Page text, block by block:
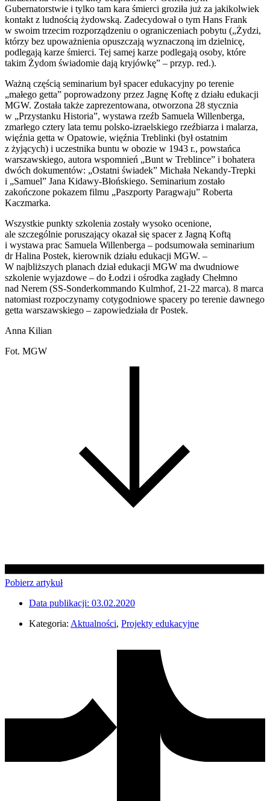
Gubernatorstwie i tylko tam kara śmierci groziła już za jakikolwiek
kontakt z ludnością żydowską. Zadecydował o tym Hans Frank
w swoim trzecim rozporządzeniu o ograniczeniach pobytu („Żydzi,
którzy bez upoważnienia opuszczają wyznaczoną im dzielnicę,
podlegają karze śmierci. Tej samej karze podlegają osoby, które
takim Żydom świadomie dają kryjówkę” – przyp. red.).
Ważną częścią seminarium był spacer edukacyjny po terenie
„małego getta” poprowadzony przez Jagnę Koftę z działu edukacji
MGW. Została także zaprezentowana, otworzona 28 stycznia
w „Przystanku Historia”, wystawa rzeźb Samuela Willenberga,
zmarłego cztery lata temu polsko-izraelskiego rzeźbiarza i malarza,
więźnia getta w Opatowie, więźnia Treblinki (był ostatnim
z żyjących) i uczestnika buntu w obozie w 1943 r., powstańca
warszawskiego, autora wspomnień „Bunt w Treblince” i bohatera
dwóch dokumentów: „Ostatni świadek” Michała Nekandy-Trepki
i „Samuel” Jana Kidawy-Błońskiego. Seminarium zostało
zakończone pokazem filmu „Paszporty Paragwaju” Roberta
Kaczmarka.
Wszystkie punkty szkolenia zostały wysoko ocenione,
ale szczególnie poruszający okazał się spacer z Jagną Koftą
i wystawa prac Samuela Willenberga – podsumowała seminarium
dr Halina Postek, kierownik działu edukacji MGW. –
W najbliższych planach dział edukacji MGW ma dwudniowe
szkolenie wyjazdowe – do Łodzi i ośrodka zagłady Chełmno
nad Nerem (SS-Sonderkommando Kulmhof, 21-22 marca). 8 marca
natomiast rozpoczynamy cotygodniowe spacery po terenie dawnego
getta warszawskiego – zapowiedziała dr Postek.
Anna Kilian
Fot. MGW
Pobierz artykuł
Data publikacji: 03.02.2020
Kategoria: Aktualności, Projekty edukacyjne